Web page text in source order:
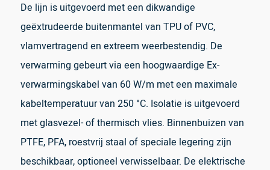
De lijn is uitgevoerd met een dikwandige
geëxtrudeerde buitenmantel van TPU of PVC,
vlamvertragend en extreem weerbestendig. De
verwarming gebeurt via een hoogwaardige Ex-
verwarmingskabel van 60 W/m met een maximale
kabeltemperatuur van 250 °C. Isolatie is uitgevoerd
met glasvezel- of thermisch vlies. Binnenbuizen van
PTFE, PFA, roestvrij staal of speciale legering zijn
beschikbaar, optioneel verwisselbaar. De elektrische